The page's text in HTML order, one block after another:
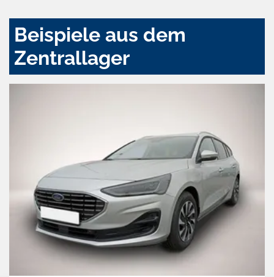
Beispiele aus dem
Zentrallager